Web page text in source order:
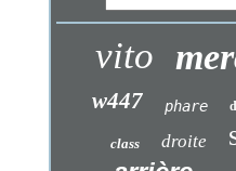
vito
w447 phare
class droite